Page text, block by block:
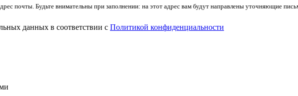
почты. Будьте внимательны при заполнении: на этот адрес вам будут направлены уточняющие
данных в соответствии с Политикой конфиденциальности